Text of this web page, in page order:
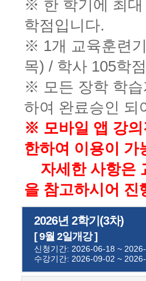
※ 한 학기에 최대
학점입니다.
※ 1개 교육훈련
목) / 학사 105학
※ 모든 장학 학습
하여 완료승인 되
※ 모바일 앱 강의
한하여 이용이 가
자세한 사항은
을 참고하시어 진
2026년 2학기(3차)
[ 9월 2일개강 ]
신청기간: 2026-06-18 ~
수강기간: 2026-09-02 ~